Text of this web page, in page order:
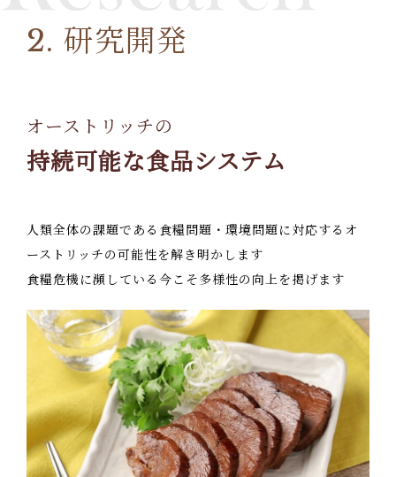
2. 研究開発
オーストリッチの
持続可能な食品システム
人類全体の課題である食糧問題・環境問題に対応する オ
ーストリッチの可能性を解き明かします
食糧危機に瀕している今こそ多様性の向上を掲げます